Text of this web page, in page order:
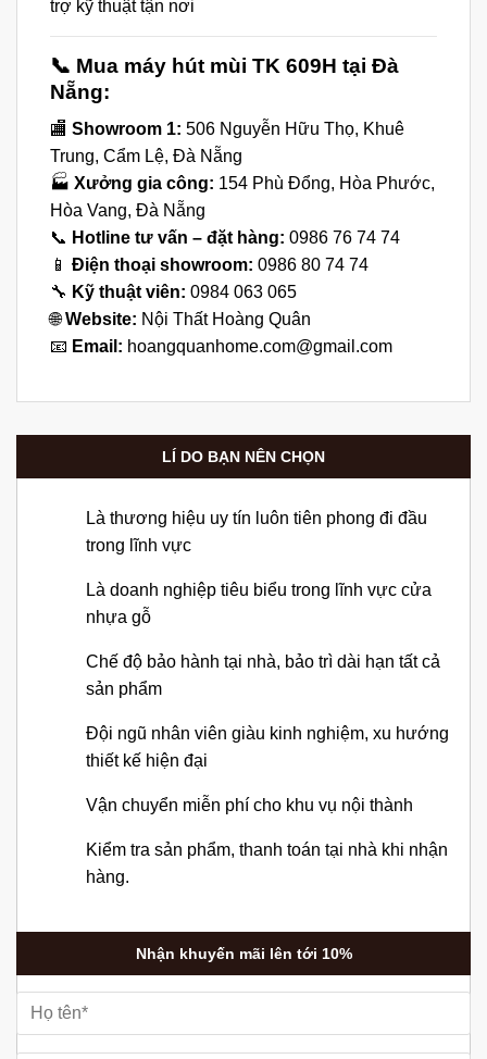
trợ kỹ thuật tận nơi
📞 Mua máy hút mùi TK 609H tại Đà
Nẵng:
🏬 Showroom 1: 506 Nguyễn Hữu Thọ, Khuê
Trung, Cẩm Lệ, Đà Nẵng
🏭 Xưởng gia công: 154 Phù Đổng, Hòa Phước,
Hòa Vang, Đà Nẵng
📞 Hotline tư vấn – đặt hàng: 0986 76 74 74
📱 Điện thoại showroom: 0986 80 74 74
🔧 Kỹ thuật viên: 0984 063 065
🌐Website: Nội Thất Hoàng Quân
📧 Email: hoangquanhome.com@gmail.com
LÍ DO BẠN NÊN CHỌN
Là thương hiệu uy tín luôn tiên phong đi đầu
trong lĩnh vực
Là doanh nghiệp tiêu biểu trong lĩnh vực cửa
nhựa gỗ
Chế độ bảo hành tại nhà, bảo trì dài hạn tất cả
sản phẩm
Đội ngũ nhân viên giàu kinh nghiệm, xu hướng
thiết kế hiện đại
Vận chuyển miễn phí cho khu vụ nội thành
Kiểm tra sản phẩm, thanh toán tại nhà khi nhận
hàng.
Nhận khuyến mãi lên tới 10%